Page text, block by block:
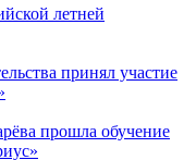
летней
принял участие
прошла обучение